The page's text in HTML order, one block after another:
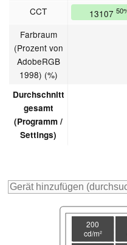
CCT 13107
Farbraum
(Prozent von
AdobeRGB
1998) (%)
Durchschnitt
gesamt
(Programm /
Settings)
200
cd/m²